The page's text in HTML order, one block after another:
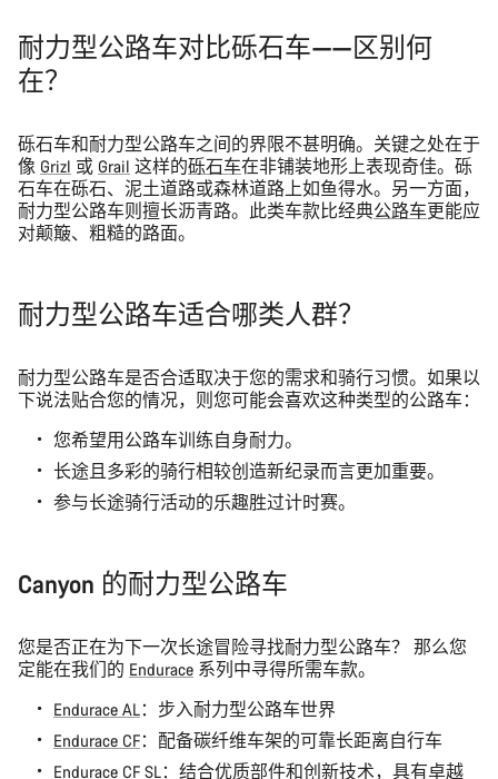
耐力型公路车对比砾石车——区别何
在？
砾石车和耐力型公路车之间的界限不甚明确。关键之处在于
像 Grizl 或 Grail 这样的砾石车在非铺装地形上表现奇佳。砾
石车在砾石、泥土道路或森林道路上如鱼得水。另一方面，
耐力型公路车则擅长沥青路。此类车款比经典公路车更能应
对颠簸、粗糙的路面。
耐力型公路车适合哪类人群？
耐力型公路车是否合适取决于您的需求和骑行习惯。如果以
下说法贴合您的情况，则您可能会喜欢这种类型的公路车：
您希望用公路车训练自身耐力。
长途且多彩的骑行相较创造新纪录而言更加重要。
参与长途骑行活动的乐趣胜过计时赛。
Canyon 的耐力型公路车
您是否正在为下一次长途冒险寻找耐力型公路车？ 那么您
定能在我们的 Endurace 系列中寻得所需车款。
Endurace AL：步入耐力型公路车世界
Endurace CF：配备碳纤维车架的可靠长距离自行车
Endurace CF SL：结合优质部件和创新技术，具有卓越